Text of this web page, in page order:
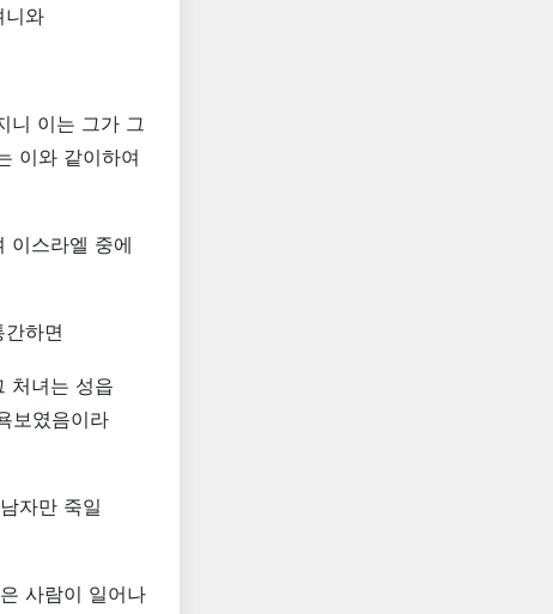
니와
니 이는 그가 그
이와 같이하여
이스라엘 중에
하면
처녀는 성읍
보였음이라
자만 죽일
사람이 일어나